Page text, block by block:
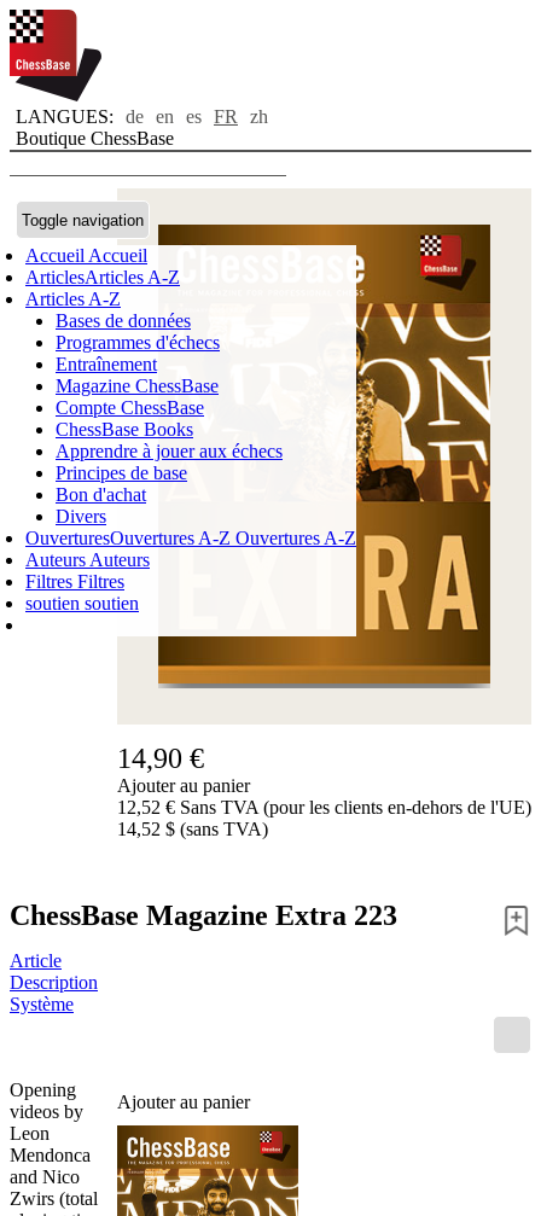
LANGUES: de en es FR
zh
Boutique ChessBase
Toggle navigation
Accueil Accueil
ArticlesArticles A-Z
Articles A-Z
Bases de données
Programmes d'échecs
Entraînement
Magazine ChessBase
Compte ChessBase
ChessBase Books
Apprendre à jouer aux échecs
Principes de base
Bon d'achat
Divers
OuverturesOuvertures A-Z Ouvertures A-Z
Auteurs Auteurs
Filtres Filtres
soutien soutien
0ARTICLE
14,90 €
Ajouter au panier
12,52 € Sans TVA (pour les clients en-dehors de l'UE)
14,52 $ (sans TVA)
ChessBase Magazine Extra 223
Article
Description
Système
Ajouter au panier
Opening
videos by
Leon
Mendonca
and Nico
Zwirs (total